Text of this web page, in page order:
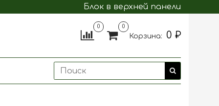
Блок в верхней панели
0 0
Корзина: 0 ₽